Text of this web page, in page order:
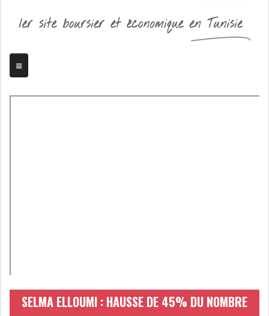
INTRODUCTIONS
OPÉRATIONS SUR
TITRES
SELMA ELLOUMI : HAUSSE DE 45% DU NOMBRE